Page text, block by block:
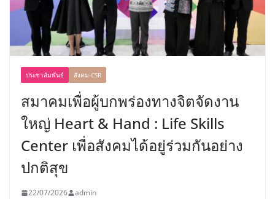
ประชาสัมพันธ์ สังคม-CSR
สมาคมเพื่อผู้บกพร่องทางจิตจัดงาน
ใหญ่ Heart & Hand : Life Skills
Center เพื่อสังคมได้อยู่ร่วมกันอย่าง
ปกติสุข
22/07/2026 admin